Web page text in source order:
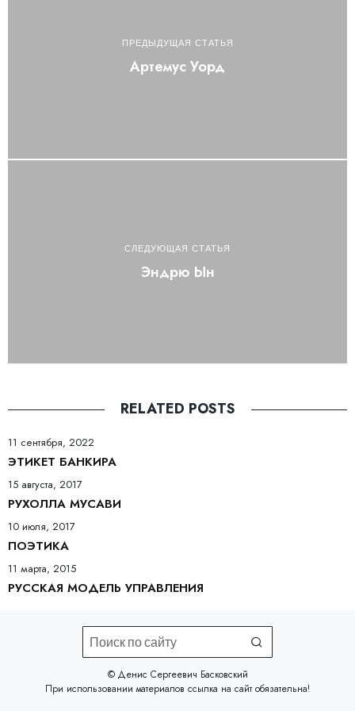
ПРЕДЫДУЩАЯ СТАТЬЯ
Артемус Уорд
СЛЕДУЮЩАЯ СТАТЬЯ
Эндрю Ын
RELATED POSTS
11 сентября, 2022
ЭТИКЕТ БАНКИРА
15 августа, 2017
РУХОЛЛА МУСАВИ
10 июля, 2017
ПОЭТИКА
11 марта, 2015
РУССКАЯ МОДЕЛЬ УПРАВЛЕНИЯ
©️ Денис Сергеевич Басковский
При использовании материалов ссылка на сайтобязательна!